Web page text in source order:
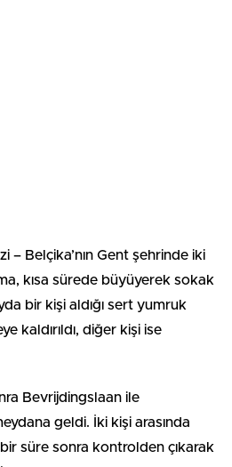
– Belçika’nın Gent şehrinde iki
kısa sürede büyüyerek sokak
bir kişi aldığı sert yumruk
kaldırıldı, diğer kişi ise
Bevrijdingslaan ile
geldi. İki kişi arasında
süre sonra kontrolden çıkarak